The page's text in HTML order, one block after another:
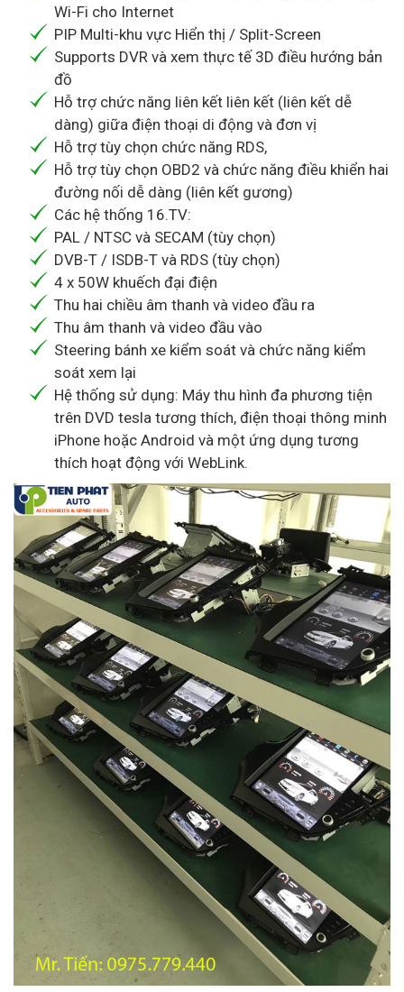
Wi-Fi cho Internet
PIP Multi-khu vực Hiển thị / Split-Screen
Supports DVR và xem thực tế 3D điều hướng bản
đồ
Hỗ trợ chức năng liên kết liên kết (liên kết dễ
dàng) giữa điện thoại di động và đơn vị
Hỗ trợ tùy chọn chức năng RDS,
Hỗ trợ tùy chọn OBD2 và chức năng điều khiển hai
đường nối dễ dàng (liên kết gương)
Các hệ thống 16.TV:
PAL / NTSC và SECAM (tùy chọn)
DVB-T / ISDB-T và RDS (tùy chọn)
4 x 50W khuếch đại điện
Thu hai chiều âm thanh và video đầu ra
Thu âm thanh và video đầu vào
Steering bánh xe kiểm soát và chức năng kiểm
soát xem lại
Hệ thống sử dụng: Máy thu hình đa phương tiện
trên DVD tesla tương thích, điện thoại thông minh
iPhone hoặc Android và một ứng dụng tương
thích hoạt động với WebLink.